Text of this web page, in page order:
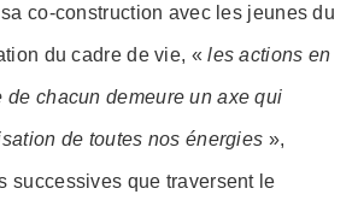
co-construction avec les jeunes du
du cadre de vie, «les actions en
de chacun demeure un axe qui
de toutes nos énergies »,
successives que traversent le